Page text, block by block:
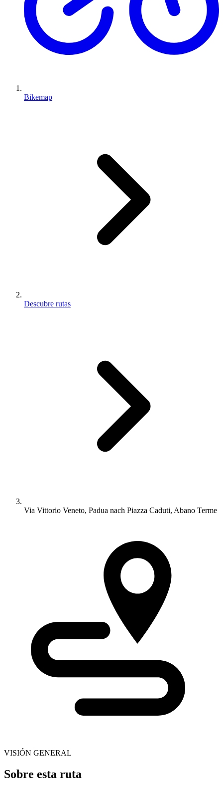
Bikemap
Descubre rutas
Via Vittorio Veneto, Padua nach Piazza Caduti, Abano Terme
VISIÓN GENERAL
Sobre esta ruta